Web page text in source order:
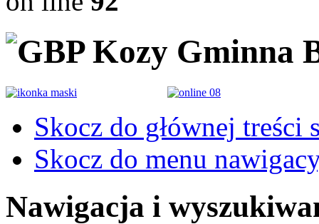
Gminna
Skocz do głównej treści
Skocz do menu
Nawigacja i